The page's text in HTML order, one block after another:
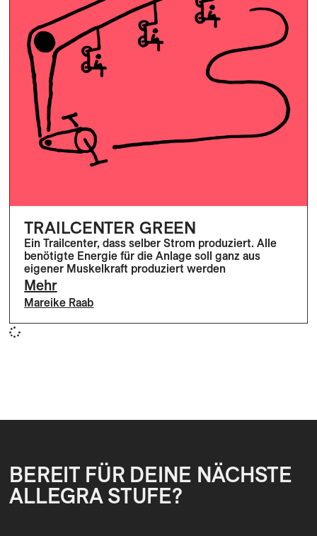
TRAILCENTER GREEN
Ein Trailcenter, dass selber Strom produziert. Alle
benötigte Energie für die Anlage soll ganz aus
eigener Muskelkraft produziert werden
Mehr
Mareike Raab
BEREIT FÜR DEINE NÄCHSTE
ALLEGRA STUFE?